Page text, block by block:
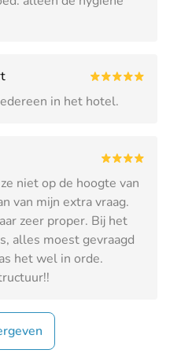
in het hotel.
niet op de hoogte van
van mijn extra vraag.
zeer proper. Bij het
alles moest gevraagd
het wel in orde.